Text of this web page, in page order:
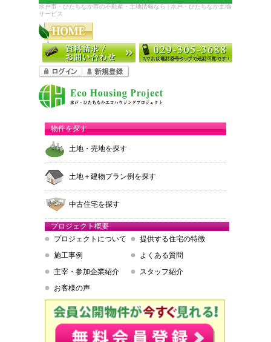
水戸市・ひたちなか市の不動産・土地情報なら | 水戸・ひたちなか土地
サービス
物件を探す
土地・売地を探す
土地＋建物プラン例を探す
中古住宅を探す
プロジェクト概要
プロジェクトについて
提供する住宅の特徴
施工事例
よくある質問
主宰・参加企業紹介
スタッフ紹介
お客様の声